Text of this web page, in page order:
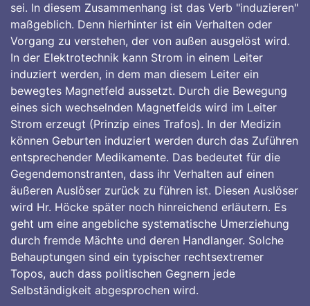
sei. In diesem Zusammenhang ist das Verb "induzieren"
maßgeblich. Denn hierhinter ist ein Verhalten oder
Vorgang zu verstehen, der von außen ausgelöst wird.
In der Elektrotechnik kann Strom in einem Leiter
induziert werden, in dem man diesem Leiter ein
bewegtes Magnetfeld aussetzt. Durch die Bewegung
eines sich wechselnden Magnetfelds wird im Leiter
Strom erzeugt (Prinzip eines Trafos). In der Medizin
können Geburten induziert werden durch das Zuführen
entsprechender Medikamente. Das bedeutet für die
Gegendemonstranten, dass ihr Verhalten auf einen
äußeren Auslöser zurück zu führen ist. Diesen Auslöser
wird Hr. Höcke später noch hinreichend erläutern. Es
geht um eine angebliche systematische Umerziehung
durch fremde Mächte und deren Handlanger. Solche
Behauptungen sind ein typischer rechtsextremer
Topos, auch dass politischen Gegnern jede
Selbständigkeit abgesprochen wird.